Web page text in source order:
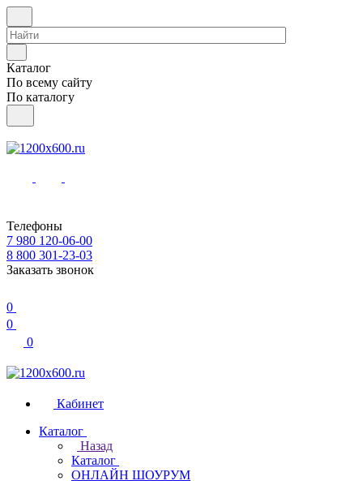
Каталог
По всему сайту
По каталогу
Телефоны
7 980 120-06-00
8 800 301-23-03
Заказать звонок
0
0
0
Кабинет
Каталог
Назад
Каталог
ОНЛАЙН ШОУРУМ